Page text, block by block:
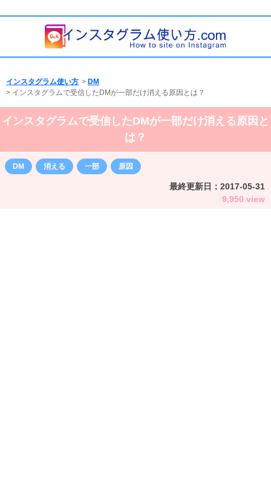
インスタグラム使い方 > DM
> インスタグラムで受信したDMが一部だけ消える原因とは？
インスタグラムで受信したDMが一部だけ消える原因と
は？
DM 消える 一部 原因
最終更新日： 2017-05-31
9,950 view